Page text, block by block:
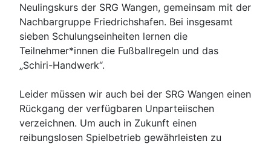
Neulingskurs der SRG Wangen, gemeinsam mit der
Nachbargruppe Friedrichshafen. Bei insgesamt
sieben Schulungseinheiten lernen die
Teilnehmer*innen die Fußballregeln und das
„Schiri-Handwerk“.
Leider müssen wir auch bei der SRG Wangen einen
Rückgang der verfügbaren Unparteiischen
verzeichnen. Um auch in Zukunft einen
reibungslosen Spielbetrieb gewährleisten zu